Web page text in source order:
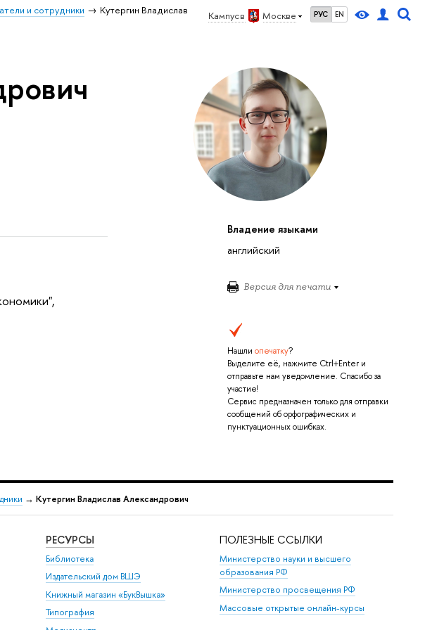
Кампус в Москве РУС EN
и сотрудники
Кутергин Владислав
Владение языками
английский
Версия для печати
Нашли опечатку?
Выделите её, нажмите Ctrl+Enter и
отправьте нам уведомление. Спасибо за
участие!
Сервис предназначен только для отправки
сообщений об орфографических и
пунктуационных ошибках.
→ Кутергин Владислав Александрович
РЕСУРСЫ
Библиотека
Издательский дом ВШЭ
Книжный магазин «БукВышка»
Типография
ПОЛЕЗНЫЕ ССЫЛКИ
Министерство науки и высшего
образования РФ
Министерство просвещения РФ
Массовые открытые онлайн-курсы